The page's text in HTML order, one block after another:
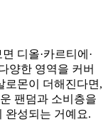
디올·카르티에·
양한 영역을 커버
로몬이 더해진다면,
팬덤과 소비층을
완성되는 거예요.